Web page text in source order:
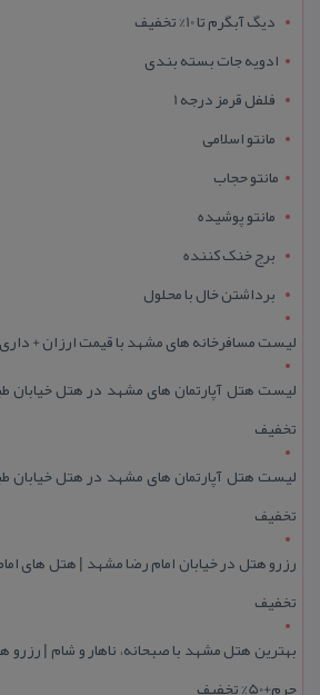
دیگ آبگرم تا 10% تخفیف
ادویه جات بسته بندی
فلفل قرمز درجه 1
مانتو اسلامی
مانتو حجاب
مانتو پوشیده
برج خنک کننده
برداشتن خال با محلول
لیست مسافرخانه های مشهد با قیمت ارزان + داری
تخفیف
تخفیف
تخفیف
بهترین هتل مشهد با صبحانه، ناهار و شام |
حرم+50% تخفیف